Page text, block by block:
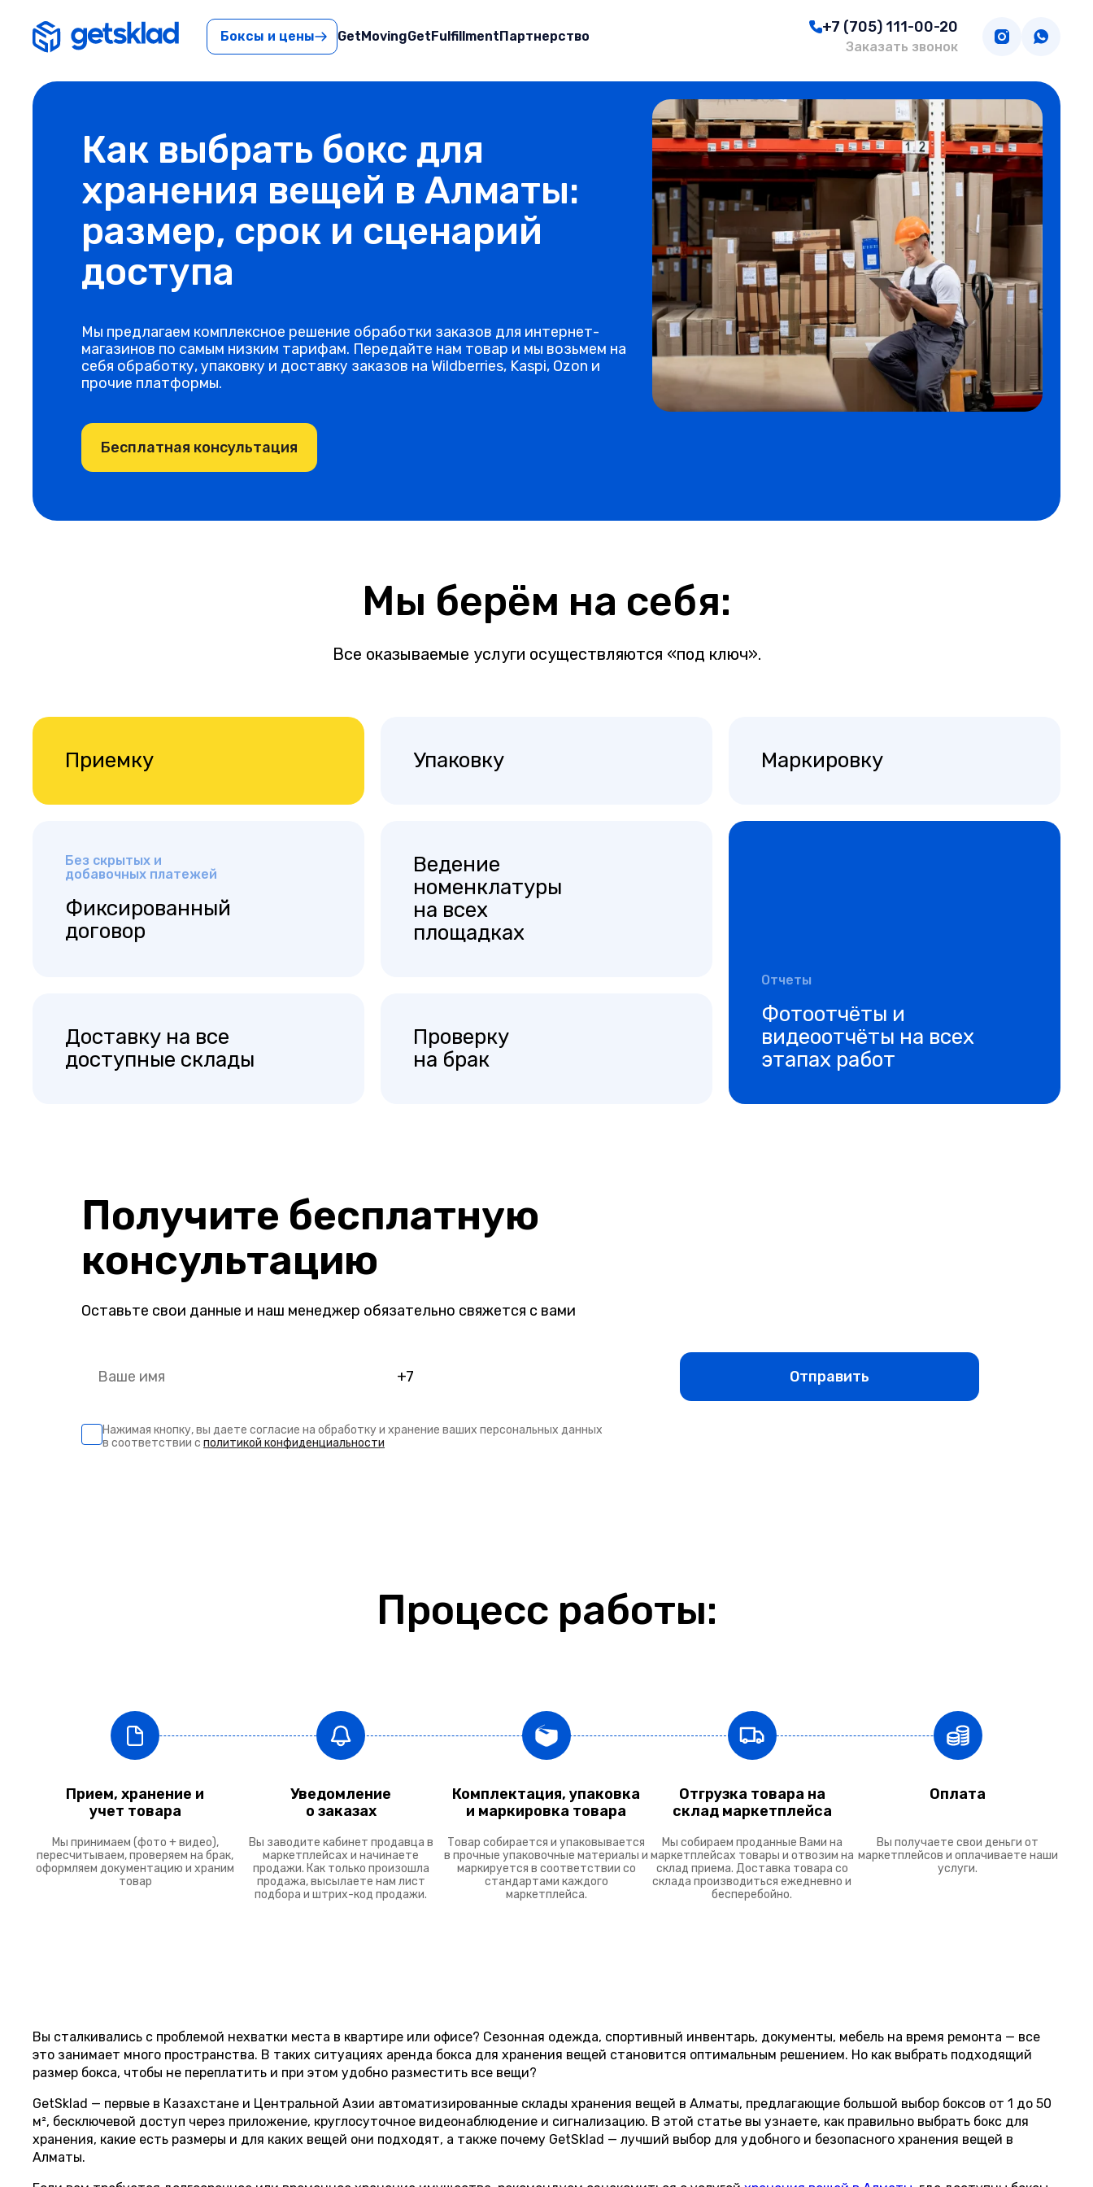
Боксы и цены GetMovingGetFulfillmentПартнерство
+7 (705) 111-00-20
Заказать звонок
Как выбрать бокс для
хранения вещей в Алматы:
размер, срок и сценарий
доступа
Мы предлагаем комплексное решение обработки заказов для интернет-
магазинов по самым низким тарифам. Передайте нам товар и мы возьмем на
себя обработку, упаковку и доставку заказов на Wildberries, Kaspi, Ozon и
прочие платформы.
Бесплатная консультация
Мы берём на себя:
Все оказываемые услуги осуществляются «под ключ».
Приемку Упаковку Маркировку
Без скрытых и
добавочных платежей
Фиксированный
договор
Отчеты
Фотоотчёты и
видеоотчёты на всех
этапах работ
Ведение
номенклатуры
на всех
площадках
Доставку на все
доступные склады
Проверку
на брак
Получите бесплатную
консультацию
Оставьте свои данные и наш менеджер обязательно свяжется с вами
Нажимая кнопку, вы даете согласие на обработку и хранение ваших персональных данных
в соответствии с политикой конфиденциальности
Процесс работы:
Прием, хранение и
учет товара
Мы принимаем (фото + видео),
пересчитываем, проверяем на брак,
оформляем документацию и храним
товар
Уведомление
о заказах
Вы заводите кабинет продавца в
маркетплейсах и начинаете
продажи. Как только произошла
продажа, высылаете нам лист
подбора и штрих-код продажи.
Комплектация, упаковка
и маркировка товара
Товар собирается и упаковывается
в прочные упаковочные материалы и
маркируется в соответствии со
стандартами каждого
маркетплейса.
Отгрузка товара на
склад маркетплейса
Мы собираем проданные Вами на
маркетплейсах товары и отвозим на
склад приема. Доставка товара со
склада производиться ежедневно и
бесперебойно.
Оплата
Вы получаете свои деньги от
маркетплейсов и оплачиваете наши
услуги.
Вы сталкивались с проблемой нехватки места в квартире или офисе? Сезонная одежда, спортивный инвентарь, документы, мебель на время ремонта — все
это занимает много пространства. В таких ситуациях аренда бокса для хранения вещей становится оптимальным решением. Но как выбрать подходящий
размер бокса, чтобы не переплатить и при этом удобно разместить все вещи?
GetSklad — первые в Казахстане и Центральной Азии автоматизированные склады хранения вещей в Алматы, предлагающие большой выбор боксов от 1 до 50
м², бесключевой доступ через приложение, круглосуточное видеонаблюдение и сигнализацию. В этой статье вы узнаете, как правильно выбрать бокс для
хранения, какие есть размеры и для каких вещей они подходят, а также почему GetSklad — лучший выбор для удобного и безопасного хранения вещей в
Алматы.